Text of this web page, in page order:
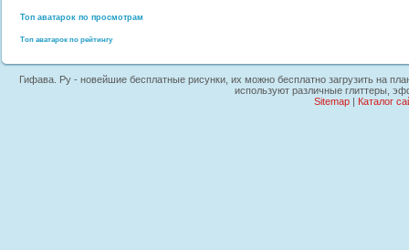
Топ аватарок по просмотрам
Топ аватарок по рейтингу
Гифава. Ру - новейшие бесплатные рисунки, их можно бесплатно загрузить на
используют различные глиттеры,
Sitemap| Каталог